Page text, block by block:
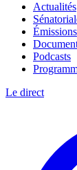
Actualités
Émissions
Podcasts
Le direct